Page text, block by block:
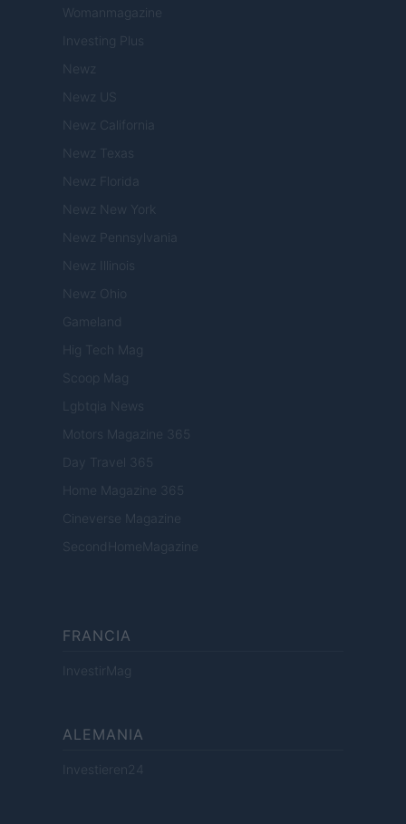
Womanmagazine
Investing Plus
Newz
Newz US
Newz California
Newz Texas
Newz Florida
Newz New York
Newz Pennsylvania
Newz Illinois
Newz Ohio
Gameland
Hig Tech Mag
Scoop Mag
Lgbtqia News
Motors Magazine 365
Day Travel 365
Home Magazine 365
Cineverse Magazine
SecondHomeMagazine
FRANCIA
InvestirMag
ALEMANIA
Investieren24